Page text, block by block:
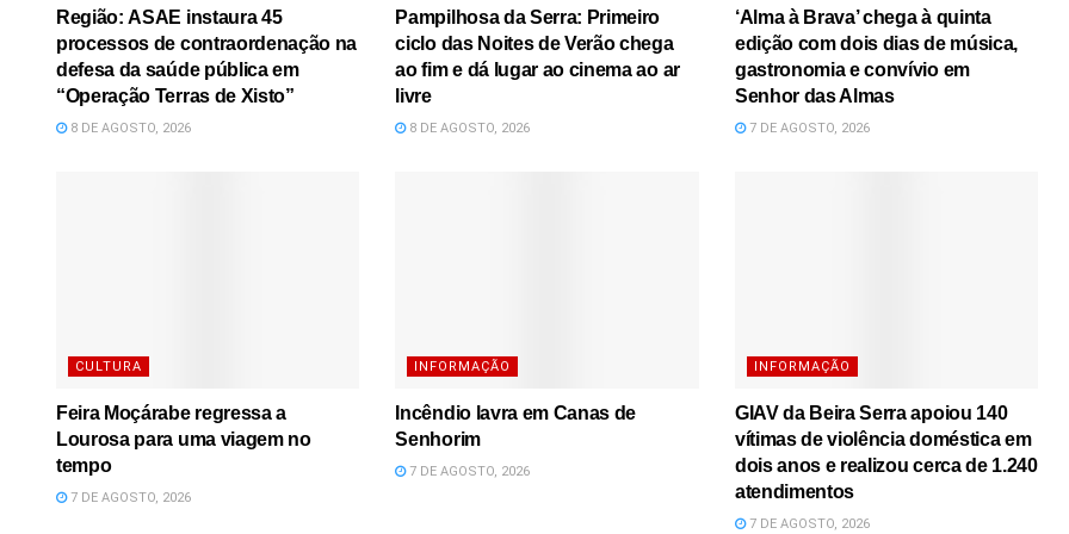
Região: ASAE instaura 45
processos de contraordenação na
defesa da saúde pública em
“Operação Terras de Xisto”
8 DE AGOSTO, 2026
Pampilhosa da Serra: Primeiro
ciclo das Noites de Verão chega
ao fim e dá lugar ao cinema ao ar
livre
8 DE AGOSTO, 2026
‘Alma à Brava’ chega à quinta
edição com dois dias de música,
gastronomia e convívio em
Senhor das Almas
7 DE AGOSTO, 2026
CULTURA
Feira Moçárabe regressa a
Lourosa para uma viagem no
tempo
7 DE AGOSTO, 2026
INFORMAÇÃO
Incêndio lavra em Canas de
Senhorim
7 DE AGOSTO, 2026
INFORMAÇÃO
GIAV da Beira Serra apoiou 140
vítimas de violência doméstica em
dois anos e realizou cerca de 1.240
atendimentos
7 DE AGOSTO, 2026